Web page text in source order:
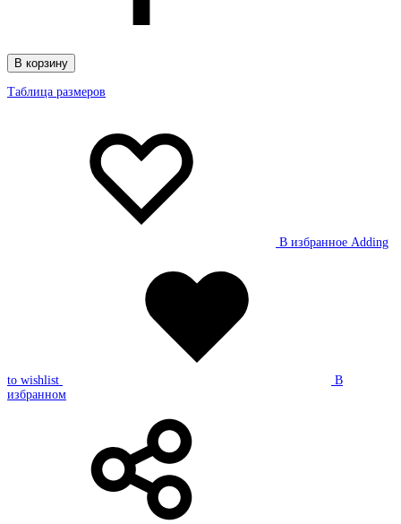
В корзину
Таблица размеров
В избранное Adding
to wishlist
В
избранном